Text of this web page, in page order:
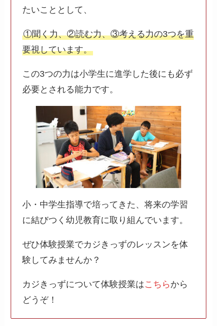
たいこととして、
①聞く力、②読む力、③考える力の3つを重
要視しています。
この3つの力は小学生に進学した後にも必ず
必要とされる能力です。
小・中学生指導で培ってきた、将来の学習
に結びつく幼児教育に取り組んでいます。
ぜひ体験授業でカジきっずのレッスンを体
験してみませんか？
カジきっずについて体験授業はこちら から
どうぞ！